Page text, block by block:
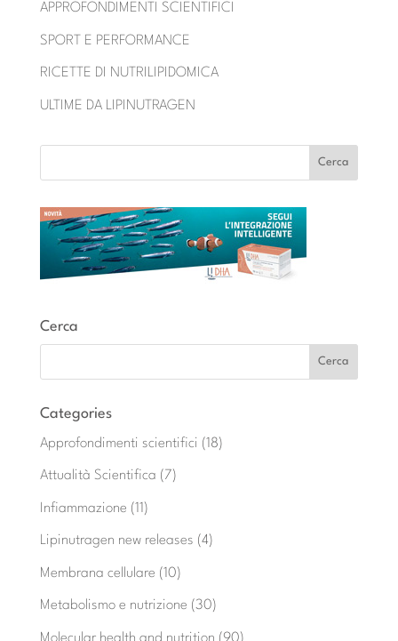
APPROFONDIMENTI SCIENTIFICI
SPORT E PERFORMANCE
RICETTE DI NUTRILIPIDOMICA
ULTIME DA LIPINUTRAGEN
Cerca
Categories
Approfondimenti scientifici (18)
Attualità Scientifica (7)
Infiammazione (11)
Lipinutragen new releases (4)
Membrana cellulare (10)
Metabolismo e nutrizione (30)